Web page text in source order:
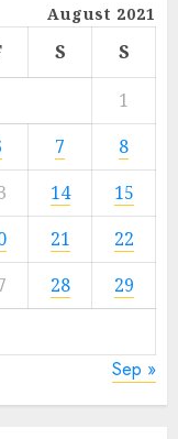
August 2021
S
S
1
7
8
14
15
21
22
28
29
Sep »